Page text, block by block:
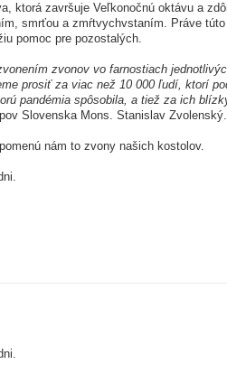
ktorá završuje Veľkonočnú oktávu a
smrťou a zmŕtvychvstaním. Práve
pomoc pre pozostalých.
zvonov vo farnostiach
prosiť za viac než 10 000 ľudí, ktorí
pandémia spôsobila, a tiež za ich
Slovenska Mons. Stanislav Zvolenský.
nám to zvony našich kostolov.